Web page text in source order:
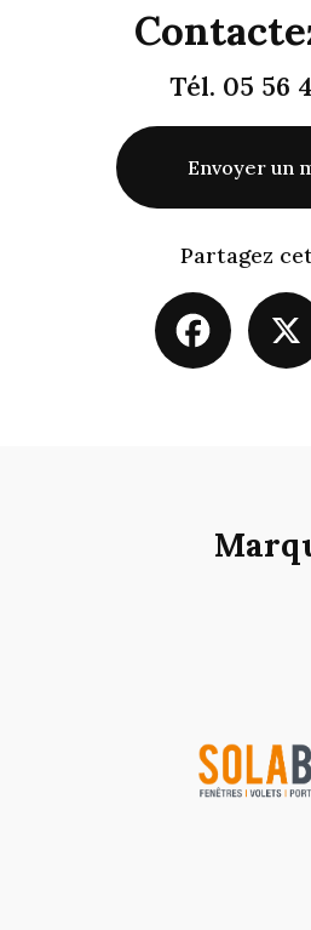
Tél. 05 56
Envoyer un
Partagez